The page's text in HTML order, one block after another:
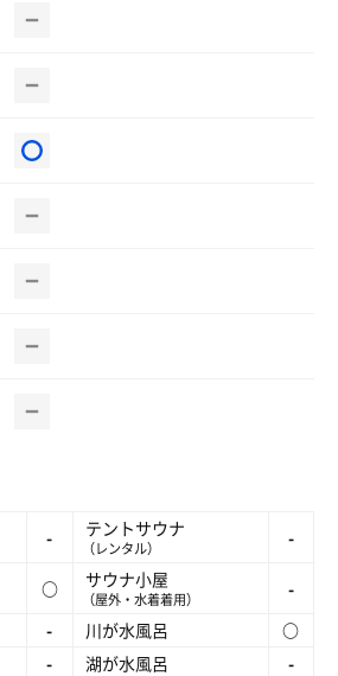
- テントサウナ
（レンタル）
-
○ サウナ小屋
（屋外・水着着用）
-
- 川が水風呂
○
- 湖が水風呂
-